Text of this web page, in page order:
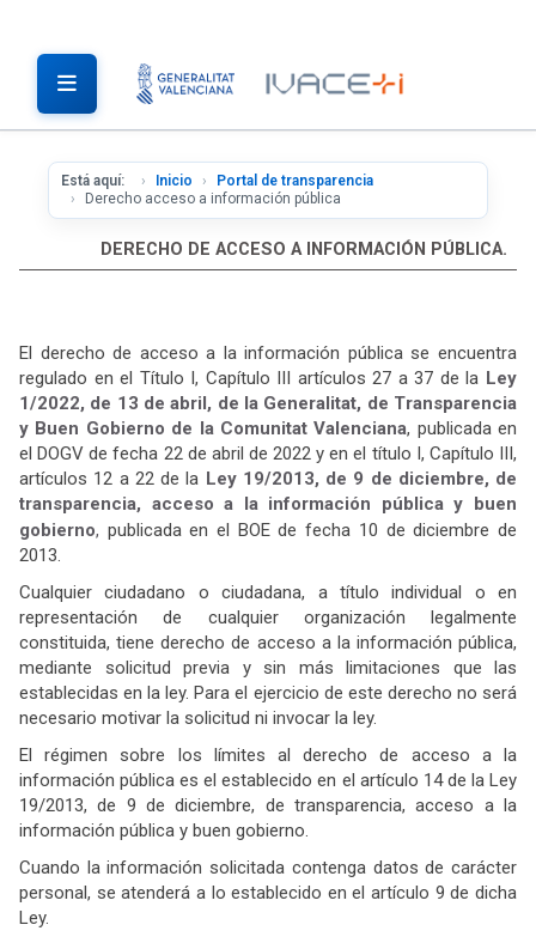
Está aquí: Inicio
Portal de transparencia
Derecho acceso a información pública
DERECHO DE ACCESO A INFORMACIÓN PÚBLICA.
El derecho de acceso a la información pública se encuentra
regulado en el Título I, Capítulo III artículos 27 a 37 de la Ley
1/2022, de 13 de abril, de la Generalitat, de Transparencia
y Buen Gobierno de la Comunitat Valenciana, publicada en
el DOGV de fecha 22 de abril de 2022 y en el título I, Capítulo III,
artículos 12 a 22 de la Ley 19/2013, de 9 de diciembre, de
transparencia, acceso a la información pública y buen
gobierno, publicada en el BOE de fecha 10 de diciembre de
2013.
Cualquier ciudadano o ciudadana, a título individual o en
representación de cualquier organización legalmente
constituida, tiene derecho de acceso a la información pública,
mediante solicitud previa y sin más limitaciones que las
establecidas en la ley. Para el ejercicio de este derecho no será
necesario motivar la solicitud ni invocar la ley.
El régimen sobre los límites al derecho de acceso a la
información pública es el establecido en el artículo 14 de la Ley
19/2013, de 9 de diciembre, de transparencia, acceso a la
información pública y buen gobierno.
Cuando la información solicitada contenga datos de carácter
personal, se atenderá a lo establecido en el artículo 9 de dicha
Ley.